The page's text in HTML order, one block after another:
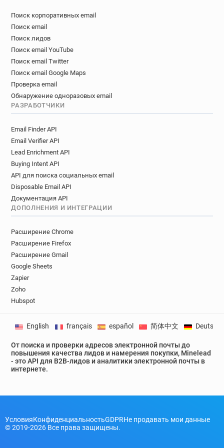
h************@craigslist.org
c***********@craigslist.org
m********@craigslist.org
x*********@craigslist.org
f*****@craigslist.org
h*********@craigslist.org
w*******@craigslist.org
o************@craigslist.org
d**********@craigslist.org
c************@craigslist.org
y*****@craigslist.org
c**********@craigslist.org
o*********@craigslist.org
z************@craigslist.org
Поиск корпоративных email
Поиск email
Поиск лидов
Поиск email YouTube
Поиск email Twitter
Поиск email Google Maps
Проверка email
Обнаружение одноразовых email
РАЗРАБОТЧИКИ
Email Finder API
Email Verifier API
Lead Enrichment API
Buying Intent API
API для поиска социальных email
Disposable Email API
Документация API
ДОПОЛНЕНИЯ И ИНТЕГРАЦИИ
Расширение Chrome
Расширение Firefox
Расширение Gmail
Google Sheets
Zapier
Zoho
Hubspot
От поиска и проверки адресов электронной почты до
повышения качества лидов и намерения покупки, Minelead
- это API для B2B-лидов и аналитики электронной почты в
интернете.
English français español 简体中文 Deutsch
УсловияКонфиденциальностьGDPRНе продавать мои данные
© 2019-2026 Все права защищены.